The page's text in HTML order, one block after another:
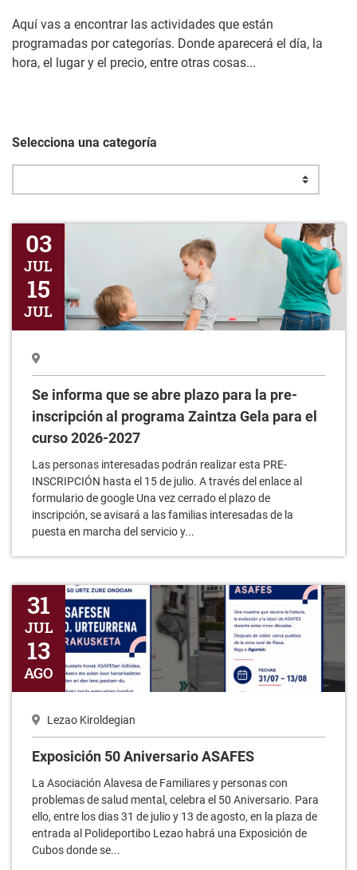
Aquí vas a encontrar las actividades que están
programadas por categorías. Donde aparecerá el día, la
hora, el lugar y el precio, entre otras cosas...
Selecciona una categoría
Se informa que se abre plazo para la pre-inscripción al
03
JUL
15
JUL
Se informa que se abre plazo para la pre-
inscripción al programa Zaintza Gela para el
curso 2026-2027
Las personas interesadas podrán realizar esta PRE-
INSCRIPCIÓN hasta el 15 de julio. A través del enlace al
formulario de google Una vez cerrado el plazo de
inscripción, se avisará a las familias interesadas de la
puesta en marcha del servicio y...
Exposición 50 Aniversario ASAFES
31
JUL
13
AGO
Lezao Kiroldegian
Exposición 50 Aniversario ASAFES
La Asociación Alavesa de Familiares y personas con
problemas de salud mental, celebra el 50 Aniversario. Para
ello, entre los dias 31 de julio y 13 de agosto, en la plaza de
entrada al Polideportibo Lezao habrá una Exposición de
Cubos donde se...